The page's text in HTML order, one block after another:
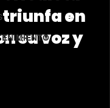
en
su voz y
5 estrellas.